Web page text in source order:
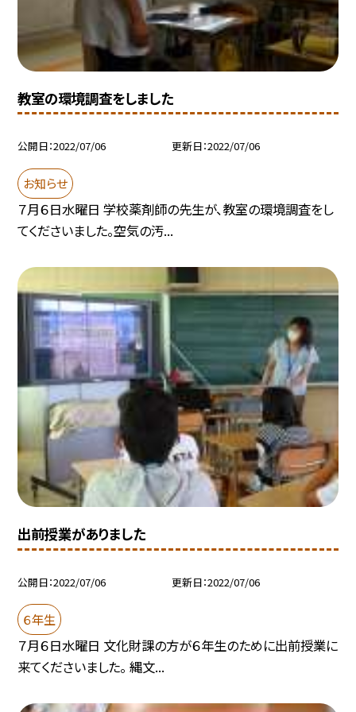
教室の環境調査をしました
公開日 2022/07/06 更新日 2022/07/06
お知らせ
７月６日水曜日 学校薬剤師の先生が、教室の環境調査をし
てくださいました。空気の汚...
出前授業がありました
公開日 2022/07/06 更新日 2022/07/06
６年生
７月６日水曜日 文化財課の方が６年生のために出前授業に
来てくださいました。 縄文...